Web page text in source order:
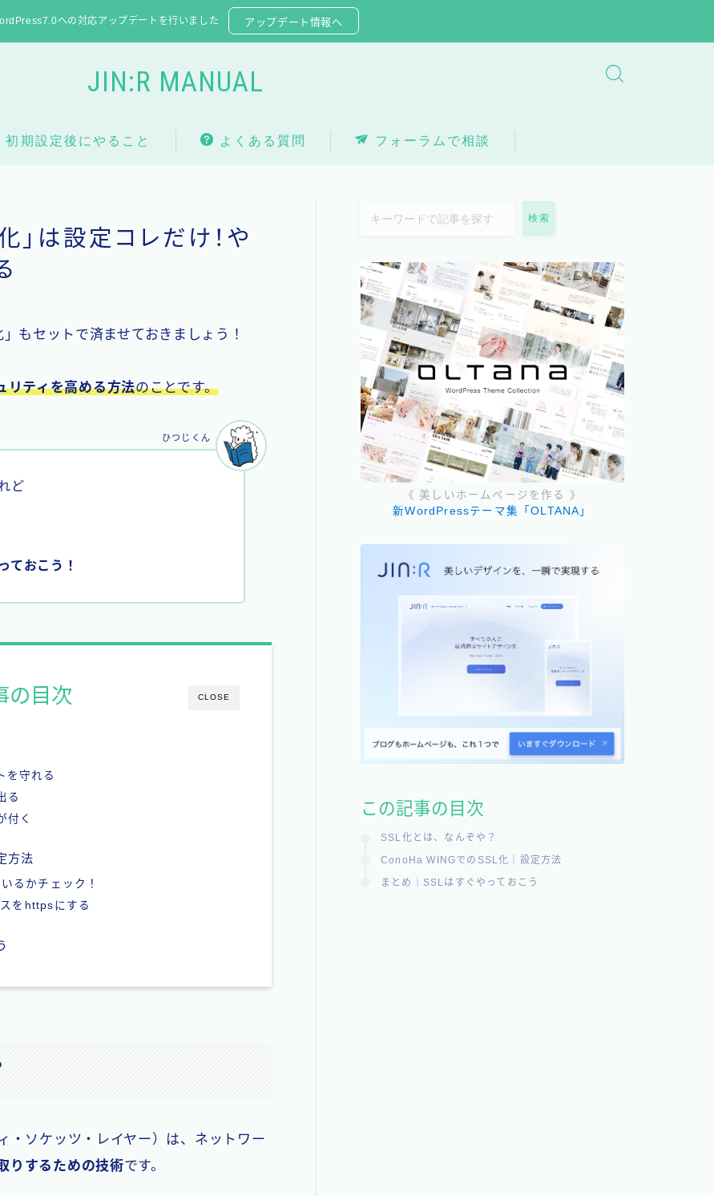
への対応アップデートを行いました アップデート情報へ
JIN:R MANUAL
初期設定後にやること よくある質問 フォーラムで相談
は設定コレだけ！や
もセットで済ませておきましょう！
リティを高める方法のことです。
ど
ておこう！
ひつじくん
CLOSE
の目次
を守れる
る
付く
方法
るかチェック！
をhttpsにする
・ソケッツ・レイヤー）は、ネットワー
りするための技術です。
検索
《 美しいホームページを作る 》
新WordPressテーマ集「OLTANA」
この記事の目次
SSL化とは、なんぞや？
ConoHa WINGでのSSL化｜設定方法
まとめ｜SSLはすぐやっておこう